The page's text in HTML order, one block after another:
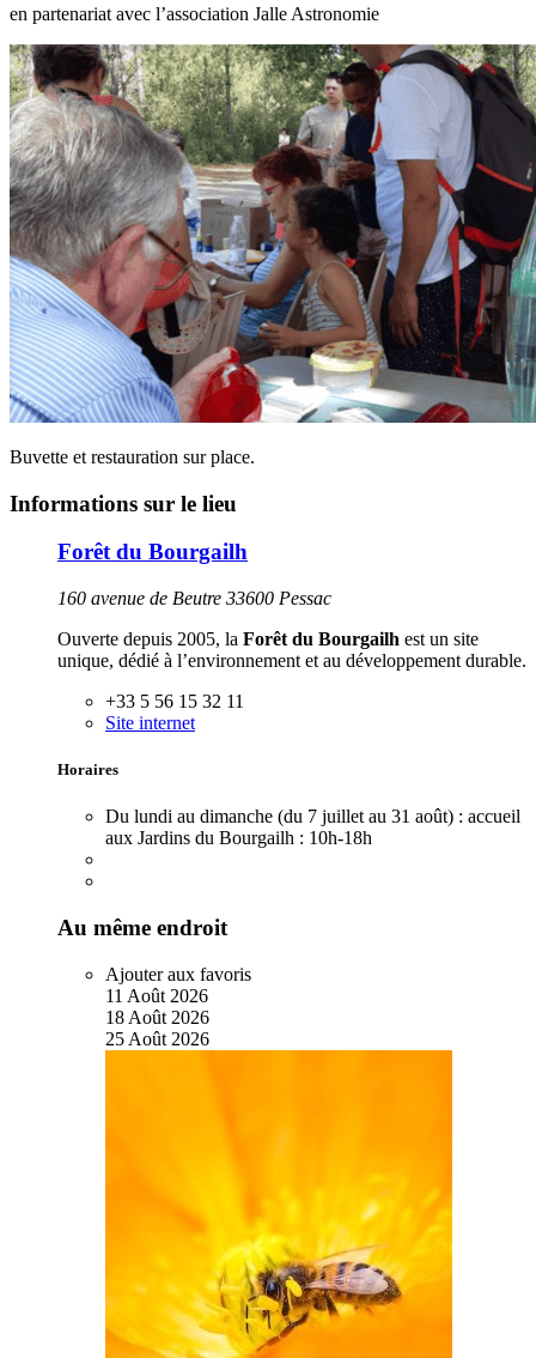
en partenariat avec l’association Jalle Astronomie
Buvette et restauration sur place.
Informations sur le lieu
Forêt du Bourgailh
160 avenue de Beutre 33600 Pessac
Ouverte depuis 2005, la Forêt du Bourgailh est un site
unique, dédié à l’environnement et au développement durable.
+33 5 56 15 32 11
Site internet
Horaires
Du lundi au dimanche (du 7 juillet au 31 août) : accueil
aux Jardins du Bourgailh : 10h-18h
Au même endroit
Ajouter aux favoris
11 Août 2026
18 Août 2026
25 Août 2026